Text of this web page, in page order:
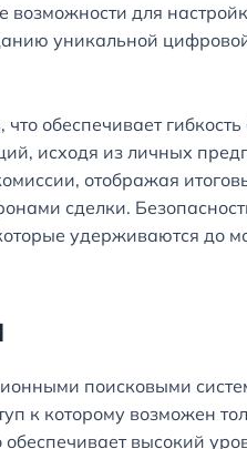
возможности для
уникальной
обеспечивает
исходя из личных
отображая
сделки.
удерживаются до
поисковыми
к которому возможен
высокий